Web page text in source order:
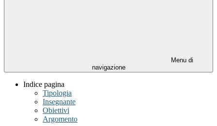
Menu di
navigazione
Indice pagina
Tipologia
Insegnante
Obiettivi
Argomento